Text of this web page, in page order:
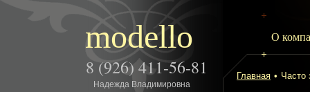
modello
8 (926) 411-56-81
Надежда Владимировна
О
Главная • Часто